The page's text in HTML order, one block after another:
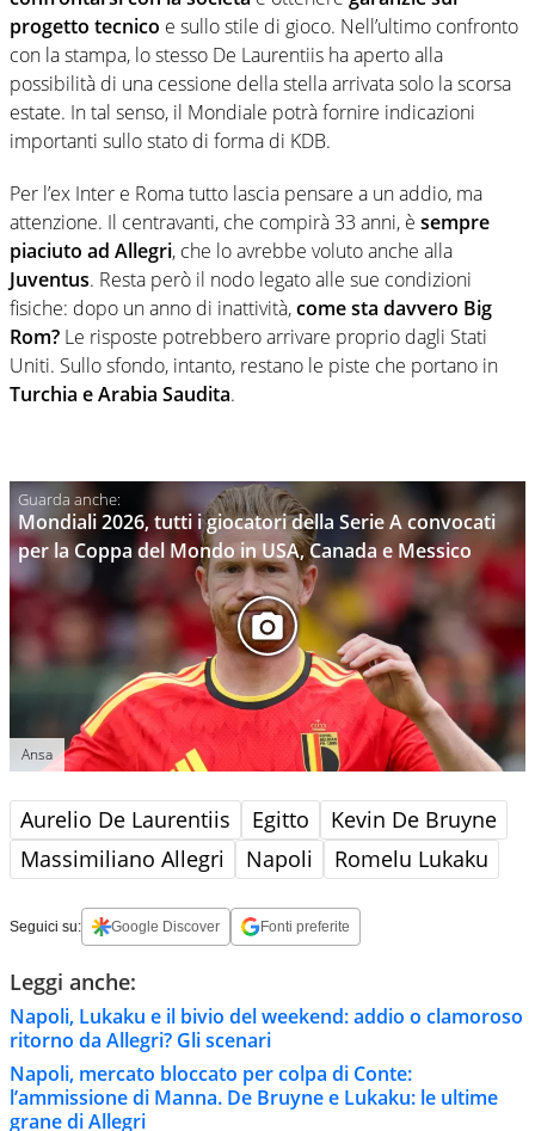
progetto tecnico e sullo stile di gioco. Nell’ultimo confronto
con la stampa, lo stesso De Laurentiis ha aperto alla
possibilità di una cessione della stella arrivata solo la scorsa
estate. In tal senso, il Mondiale potrà fornire indicazioni
importanti sullo stato di forma di KDB.
Per l’ex Inter e Roma tutto lascia pensare a un addio, ma
attenzione. Il centravanti, che compirà 33 anni, è sempre
piaciuto ad Allegri, che lo avrebbe voluto anche alla
Juventus. Resta però il nodo legato alle sue condizioni
fisiche: dopo un anno di inattività,come sta davvero Big
Rom? Le risposte potrebbero arrivare proprio dagli Stati
Uniti. Sullo sfondo, intanto, restano le piste che portano in
Turchia e Arabia Saudita.
Mondiali 2026, tutti i giocatori della Serie A convocati
per la Coppa del Mondo in USA, Canada e Messico
Ansa
Aurelio De Laurentiis Egitto
Kevin De Bruyne
Massimiliano Allegri
Napoli Romelu Lukaku
Seguici su: Google Discover Fonti preferite
Leggi anche:
Napoli, Lukaku e il bivio del weekend: addio o clamoroso
ritorno da Allegri? Gli scenari
Napoli, mercato bloccato per colpa di Conte:
l’ammissione di Manna. De Bruyne e Lukaku: le ultime
grane di Allegri